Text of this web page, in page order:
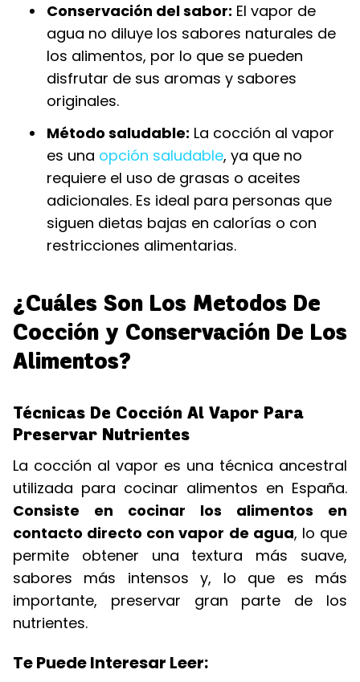
Conservación del sabor: El vapor de
agua no diluye los sabores naturales de
los alimentos, por lo que se pueden
disfrutar de sus aromas y sabores
originales.
Método saludable: La cocción al vapor
es una opción saludable, ya que no
requiere el uso de grasas o aceites
adicionales. Es ideal para personas que
siguen dietas bajas en calorías o con
restricciones alimentarias.
¿Cuáles Son Los Metodos De
Cocción y Conservación De Los
Alimentos?
Técnicas De Cocción Al Vapor Para
Preservar Nutrientes
La cocción al vapor es una técnica ancestral
utilizada para cocinar alimentos en España.
Consiste en cocinar los alimentos en
contacto directo con vapor de agua, lo que
permite obtener una textura más suave,
sabores más intensos y, lo que es más
importante, preservar gran parte de los
nutrientes.
Te Puede Interesar Leer: